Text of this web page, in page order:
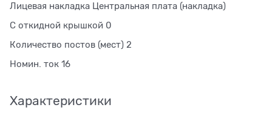
Лицевая накладка Центральная плата (накладка)
С откидной крышкой 0
Количество постов (мест) 2
Номин. ток 16
Характеристики